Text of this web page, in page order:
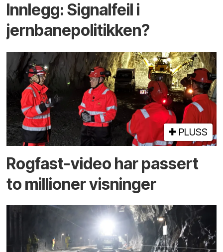
Innlegg: Signalfeil i
jernbanepolitikken?
PLUSS
Rogfast-video har passert
to millioner visninger